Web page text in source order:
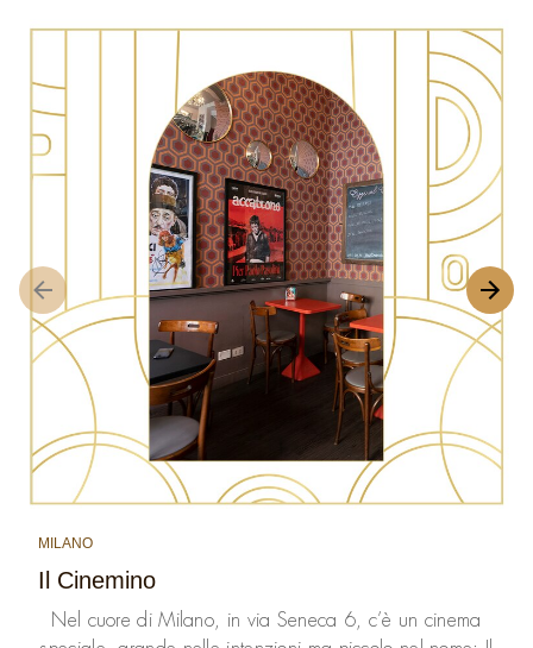
MILANO
Il Cinemino
Nel cuore di Milano, in via Seneca 6, c’è un cinema